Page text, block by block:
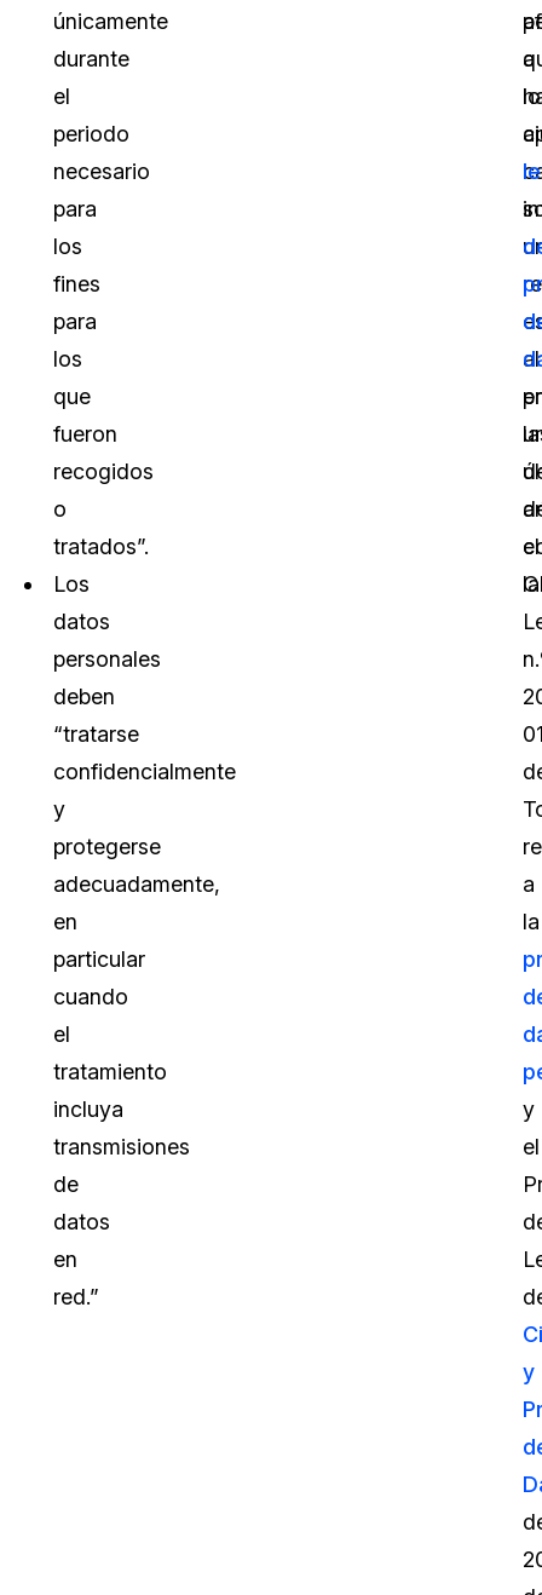
únicamente
durante
el
periodo
necesario
para
los
fines
para
los
que
fueron
recogidos
o
tratados”.
Los
datos
personales
deben
“tratarse
confidencialmente
y
protegerse
adecuadamente,
en
particular
cuando
el
tratamiento
incluya
transmisiones
de
datos
en
red.”
a
al
el
la
a
la
y
el
y